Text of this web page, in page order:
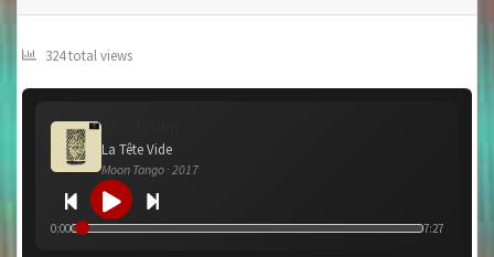
324 total views
La Tête Vide
Moon Tango · 2017
0:00 7:27